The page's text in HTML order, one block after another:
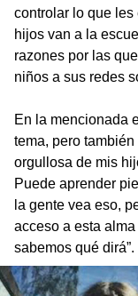
controlar lo que
hijos van a la
razones por las
niños a sus redes
En la mencionada
tema, pero
orgullosa de mis
Puede aprender
la gente vea eso,
acceso a esta
sabemos qué dirá”.